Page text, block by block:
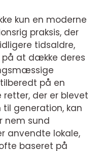
kun en moderne
praksis, der
tidsaldre,
på at dække deres
på en
der er blevet
generation, kan
nem sund
anvendte lokale,
baseret på